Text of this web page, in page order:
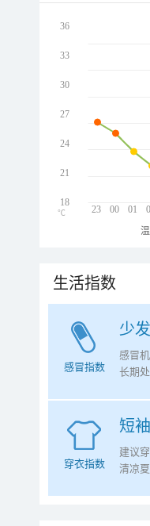
23 00 01
36
33
30
27
24
21
18
℃
生活指数
少发
感冒指数
感冒
长期
短袖
穿衣指数
建议
清凉夏